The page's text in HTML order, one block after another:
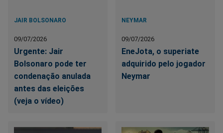
JAIR BOLSONARO
09/07/2026
Urgente: Jair
Bolsonaro pode ter
condenação anulada
antes das eleições
(veja o vídeo)
NEYMAR
09/07/2026
EneJota, o superiate
adquirido pelo jogador
Neymar